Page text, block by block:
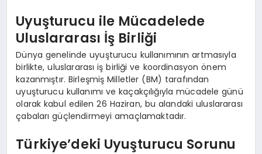
Uyuşturucu ile Mücadelede
Uluslararası İş Birliği
Dünya genelinde uyuşturucu kullanımının artmasıyla
birlikte, uluslararası iş birliği ve koordinasyon önem
kazanmıştır. Birleşmiş Milletler (BM) tarafından
uyuşturucu kullanımı ve kaçakçılığıyla mücadele günü
olarak kabul edilen 26 Haziran, bu alandaki uluslararası
çabaları güçlendirmeyi amaçlamaktadır.
Türkiye’deki Uyuşturucu Sorunu